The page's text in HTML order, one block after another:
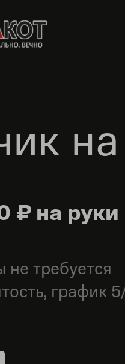
₽ на руки
требуется
график